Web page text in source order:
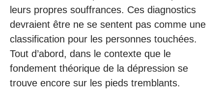
leurs propres souffrances. Ces diagnostics
devraient être ne se sentent pas comme une
classification pour les personnes touchées.
Tout d’abord, dans le contexte que le
fondement théorique de la dépression se
trouve encore sur les pieds tremblants.